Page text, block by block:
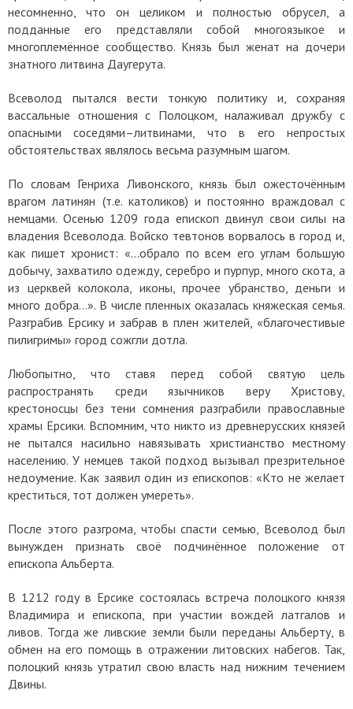
несомненно, что он целиком и полностью обрусел, а
подданные его представляли собой многоязыкое и
многоплемённое сообщество. Князь был женат на дочери
знатного литвина Даугерута.
Всеволод пытался вести тонкую политику и, сохраняя
вассальные отношения с Полоцком, налаживал дружбу с
опасными соседями–литвинами, что в его непростых
обстоятельствах являлось весьма разумным шагом.
По словам Генриха Ливонского, князь был ожесточённым
врагом латинян (т.е. католиков) и постоянно враждовал с
немцами. Осенью 1209 года епископ двинул свои силы на
владения Всеволода. Войско тевтонов ворвалось в город и,
как пишет хронист: «…обрало по всем его углам большую
добычу, захватило одежду, серебро и пурпур, много скота, а
из церквей колокола, иконы, прочее убранство, деньги и
много добра…». В числе пленных оказалась княжеская семья.
Разграбив Ерсику и забрав в плен жителей, «благочестивые
пилигримы» город сожгли дотла.
Любопытно, что ставя перед собой святую цель
распространять среди язычников веру Христову,
крестоносцы без тени сомнения разграбили православные
храмы Ерсики. Вспомним, что никто из древнерусских князей
не пытался насильно навязывать христианство местному
населению. У немцев такой подход вызывал презрительное
недоумение. Как заявил один из епископов: «Кто не желает
креститься, тот должен умереть».
После этого разгрома, чтобы спасти семью, Всеволод был
вынужден признать своё подчинённое положение от
епископа Альберта.
В 1212 году в Ерсике состоялась встреча полоцкого князя
Владимира и епископа, при участии вождей латгалов и
ливов. Тогда же ливские земли были переданы Альберту, в
обмен на его помощь в отражении литовских набегов. Так,
полоцкий князь утратил свою власть над нижним течением
Двины.